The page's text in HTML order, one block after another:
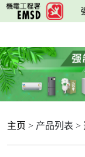
跳
至
要
内
容
主页 > 产品列表 >